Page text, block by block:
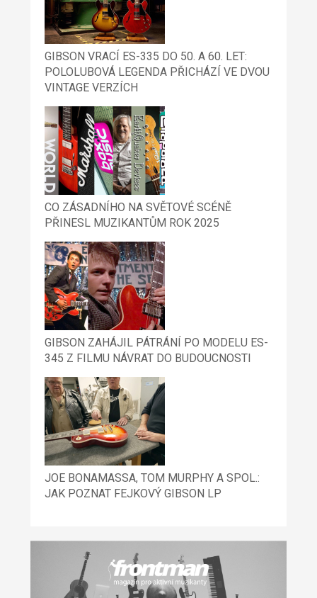
GIBSON VRACÍ ES-335 DO 50. A 60. LET:
POLOLUBOVÁ LEGENDA PŘICHÁZÍ VE DVOU
VINTAGE VERZÍCH
CO ZÁSADNÍHO NA SVĚTOVÉ SCÉNĚ
PŘINESL MUZIKANTŮM ROK 2025
GIBSON ZAHÁJIL PÁTRÁNÍ PO MODELU ES-
345 Z FILMU NÁVRAT DO BUDOUCNOSTI
JOE BONAMASSA, TOM MURPHY A SPOL.:
JAK POZNAT FEJKOVÝ GIBSON LP